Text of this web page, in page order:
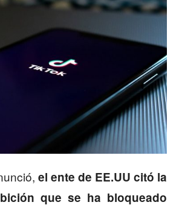
el ente de EE.UU citó la
que se ha bloqueado